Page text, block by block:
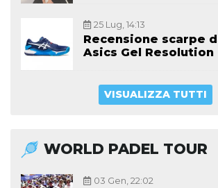
25 Lug, 14:13
Recensione scarpe
Asics Gel Resolution
VISUALIZZA TUTTI
WORLD PADEL TOUR
03 Gen, 22:02